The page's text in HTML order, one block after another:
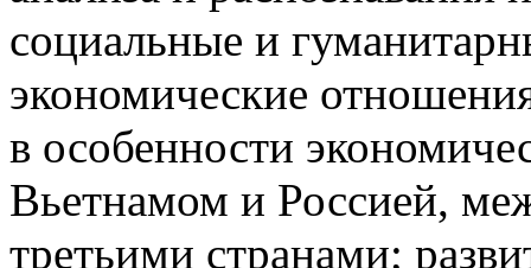
социальные и
экономические
в особенности
Вьетнамом и Россией,
третьими странами;